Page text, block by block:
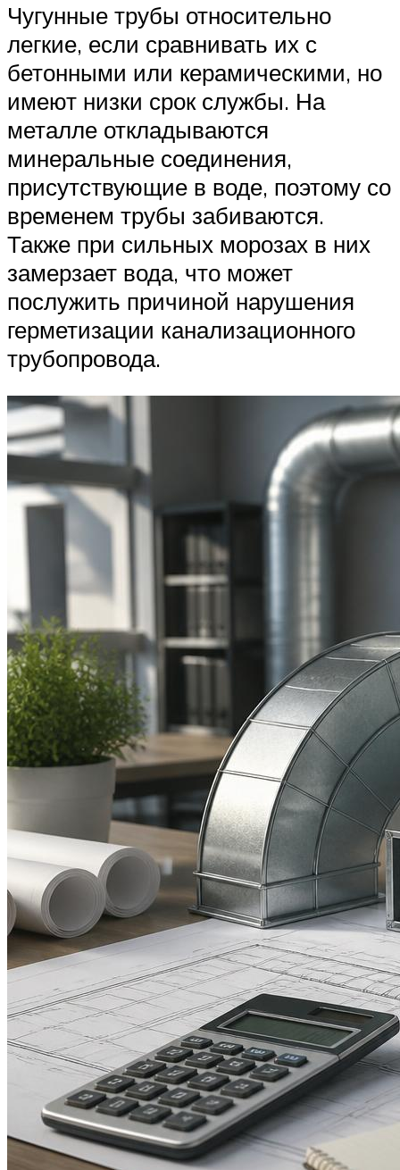
Чугунные трубы относительно
легкие, если сравнивать их с
бетонными или керамическими, но
имеют низки срок службы. На
металле откладываются
минеральные соединения,
присутствующие в воде, поэтому со
временем трубы забиваются.
Также при сильных морозах в них
замерзает вода, что может
послужить причиной нарушения
герметизации канализационного
трубопровода.